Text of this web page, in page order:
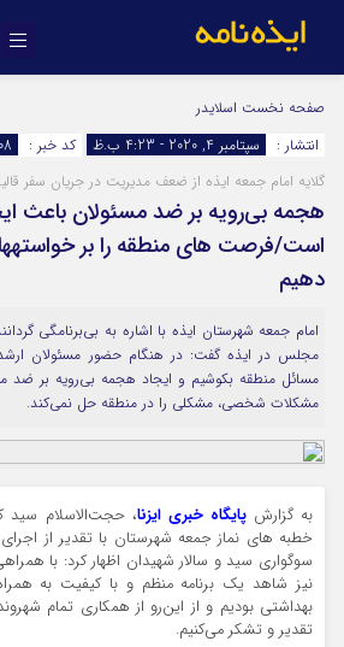
اینستاگرام
سروش
ایتا
آپارات
رمز عبور
مرا به خاطر بسپار
صفحه نخست اسلایدر
انتشار :
سپتامبر 4, 2020 - 4:23 ب.ظ کد خبر :
گلایه امام جمعه ایذه از ضعف مدیریت در جریان سفر
هجمه بی‌رویه بر ضد مسئولان باعث
است/فرصت های منطقه را بر
دهیم
امام جمعه شهرستان ایذه با اشاره به بی‌برنامگی
مجلس در ایذه گفت: در هنگام حضور مسئولان
مسائل منطقه بکوشیم و ایجاد هجمه بی‌رویه بر ضد
مشکلات شخصی، مشکلی را در منطقه حل نمی‌کند.
به گزارشپایگاه خبریایزنا، حجت‌الاسلام سید
خطبه های نماز جمعه شهرستان با تقدير از اجرای
سوگواری سید و سالار شهیدان اظهار کرد: با
نیز شاهد یک برنامه منظم و با کیفیت به
بهداشتی بودیم و از این‌رو از همکاری تمام
تقدیر و تشکر می‌کنیم.